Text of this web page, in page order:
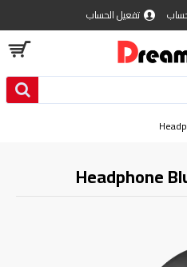
تفعيل الحساب
Headphone